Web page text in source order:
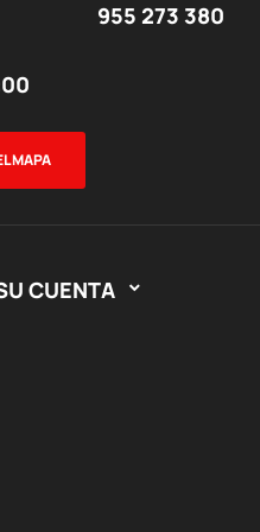
955 273 380
MAPA
CUENTA 